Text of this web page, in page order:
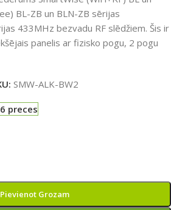
BL-ZB un BLN-ZB sērijas
433MHz bezvadu RF slēdžiem. Šis ir
panelis ar fizisko pogu, 2 pogu
SMW-ALK-BW2
preces
Pievienot Grozam